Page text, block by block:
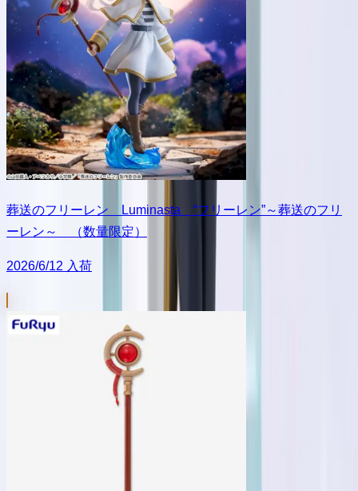
葬送のフリーレン Luminasta “フリーレン”～葬送のフリ
ーレン～ （数量限定）
2026/6/12 入荷